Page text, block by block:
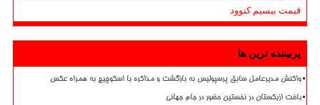
قیمت بیسیم کنوود
پربیننده ترین ها
واکنش مدیرعامل سابق پرسپولیس به بازگشت و مذاکره با اسکوچیچ به همراه عکس
باخت ازبکستان در نخستین حضور در جام جهانی